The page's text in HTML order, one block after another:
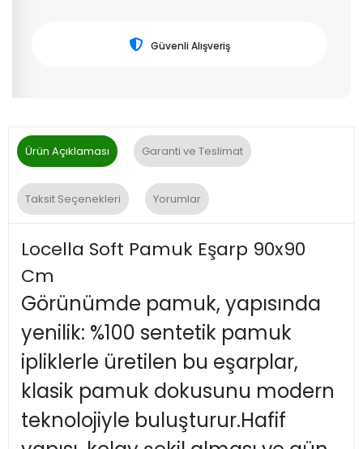
Güvenli Alışveriş
Ürün Açıklaması Garanti ve Teslimat
Taksit Seçenekleri Yorumlar
Locella Soft Pamuk Eşarp 90x90
Cm
Görünümde pamuk, yapısında
yenilik: %100 sentetik pamuk
ipliklerle üretilen bu eşarplar,
klasik pamuk dokusunu modern
teknolojiyle buluşturur.Hafif